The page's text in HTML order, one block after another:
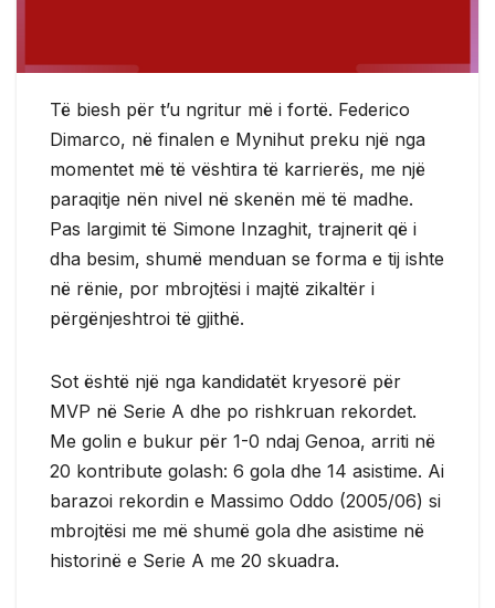
Të biesh për t’u ngritur më i fortë. Federico
Dimarco, në finalen e Mynihut preku një nga
momentet më të vështira të karrierës, me një
paraqitje nën nivel në skenën më të madhe.
Pas largimit të Simone Inzaghit, trajnerit që i
dha besim, shumë menduan se forma e tij ishte
në rënie, por mbrojtësi i majtë zikaltër i
përgënjeshtroi të gjithë.
Sot është një nga kandidatët kryesorë për
MVP në Serie A dhe po rishkruan rekordet.
Me golin e bukur për 1-0 ndaj Genoa, arriti në
20 kontribute golash: 6 gola dhe 14 asistime. Ai
barazoi rekordin e Massimo Oddo (2005/06) si
mbrojtësi me më shumë gola dhe asistime në
historinë e Serie A me 20 skuadra.